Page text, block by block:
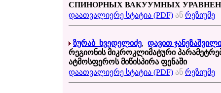
СПИНОРНЫХ ВАКУУМНЫХ
დაათვალიერე სტატია (PDF) ან რეზიუმე
ზურაბ ხვედელიძე, დავით ჯანეზაშვილი
რეგიონის მიკროკლიმატური
ატმოსფეროს მიწისპირა ფენაში
დაათვალიერე სტატია (PDF) ან რეზიუმე